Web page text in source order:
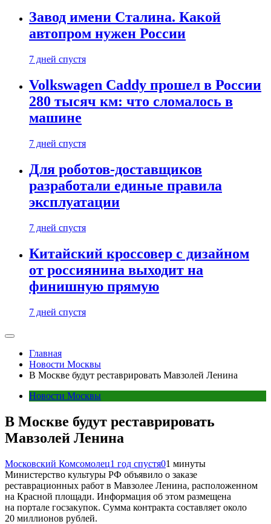
Завод имени Сталина. Какой
автопром нужен России
7 дней спустя
Volkswagen Caddy прошел в России
280 тысяч км: что сломалось в
машине
7 дней спустя
Для роботов-доставщиков
разработали единые правила
эксплуатации
7 дней спустя
Китайский кроссовер с дизайном
от россиянина выходит на
финишную прямую
7 дней спустя
Главная
Новости Москвы
В Москве будут реставрировать Мавзолей Ленина
Новости Москвы
В Москве будут реставрировать
Мавзолей Ленина
Московский Комсомолец1 год спустя01 минуты
Министерство культуры РФ объявило о заказе
реставрационных работ в Мавзолее Ленина, расположенном
на Красной площади. Информация об этом размещена
на портале госзакупок. Сумма контракта составляет около
20 миллионов рублей.